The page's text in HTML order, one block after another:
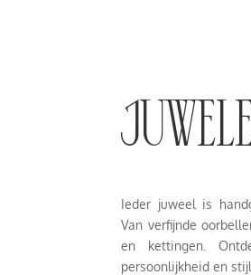
Ieder juweel is
Van verfijnde
en kettingen.
persoonlijkheid en